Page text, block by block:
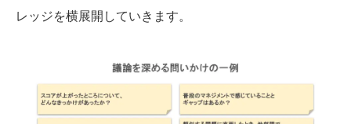
レッジを横展開していきます。